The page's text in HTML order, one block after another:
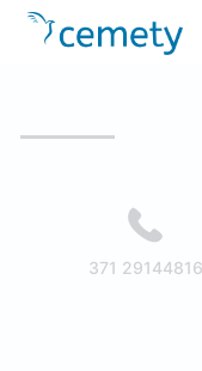
371 29144816